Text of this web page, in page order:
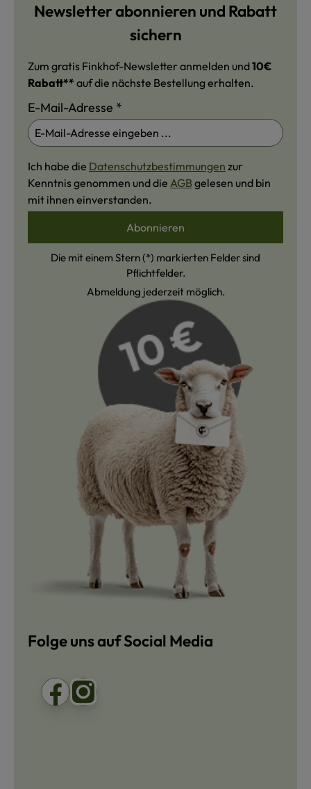
Newsletter abonnieren und Rabatt
sichern
Zum gratis Finkhof-Newsletter anmelden und10€
Rabatt** auf die nächste Bestellung erhalten.
E-Mail-Adresse *
Ich habe die Datenschutzbestimmungen zur
Kenntnis genommen und die AGB gelesen und bin
mit ihnen einverstanden.
Abonnieren
Die mit einem Stern (*) markierten Felder sind
Pflichtfelder.
Abmeldung jederzeit möglich.
Folge uns auf Social Media